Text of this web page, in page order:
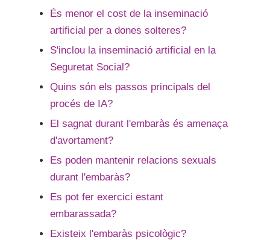
És menor el cost de la inseminació
artificial per a dones solteres?
S'inclou la inseminació artificial en la
Seguretat Social?
Quins són els passos principals del
procés de IA?
El sagnat durant l'embaràs és amenaça
d'avortament?
Es poden mantenir relacions sexuals
durant l'embaràs?
Es pot fer exercici estant
embarassada?
Existeix l'embaràs psicològic?